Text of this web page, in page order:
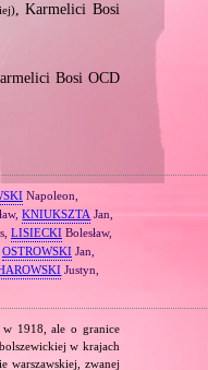
, Karmelici Bosi
Bosi OCD
Napoleon,
KNIUKSZTA Jan,
LISIECKIBolesław,
OSTROWSKIJan,
Justyn,
w 1918, ale o granice
w krajach
warszawskiej, zwanej